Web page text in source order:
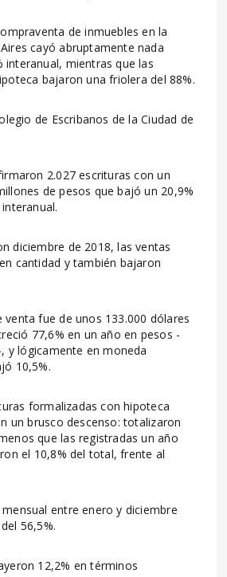
de inmuebles en la
cayó abruptamente nada
interanual, mientras que las
bajaron una friolera del 88%.
de Escribanos de la Ciudad de
2.027 escrituras con un
de pesos que bajó un 20,9%
diciembre de 2018, las ventas
cantidad y también bajaron
fue de unos 133.000 dólares
77,6% en un año en pesos -
y lógicamente en moneda
10,5%.
formalizadas con hipoteca
un brusco descenso: totalizaron
que las registradas un año
el 10,8% del total, frente al
entre enero y diciembre
56,5%.
12,2% en términos